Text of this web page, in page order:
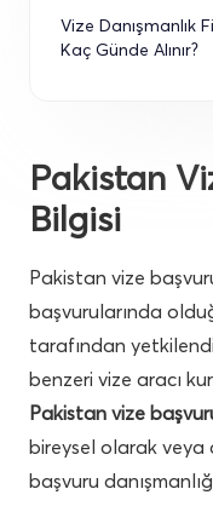
Vize Danışmanlık
Kaç Günde Alınır?
Pakistan
Bilgisi
Pakistan vize
başvurularında
tarafından
benzeri vize aracı
Pakistan vize
bireysel olarak veya
başvuru